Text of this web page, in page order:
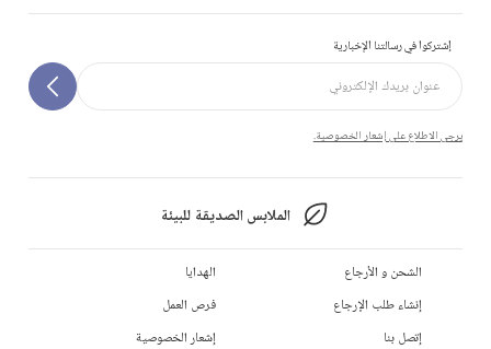
إشتركوا في رسالتنا الإخبارية
يرجى الاطلاع على إشعار الخصوصية.
الملابس الصديقة للبيئة
الشحن و الأرجاع
إنشاء طلب الإرجاع
إتصل بنا
الهدايا
فرص العمل
إشعار الخصوصية